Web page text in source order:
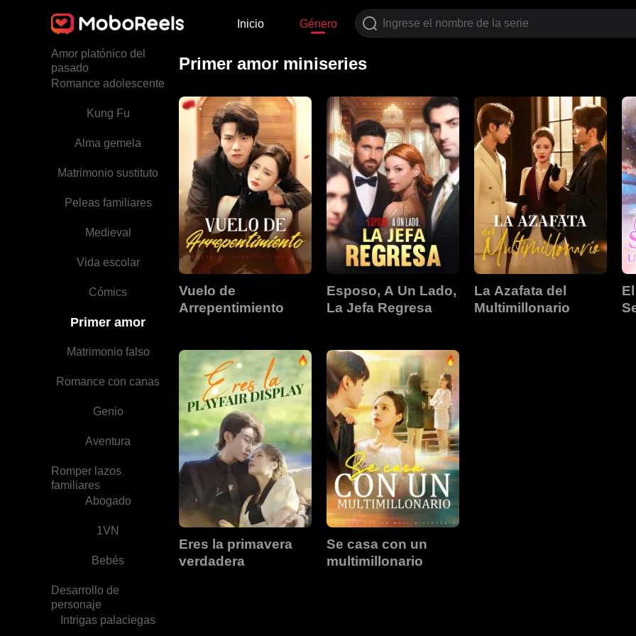
Inicio Género
Enamorarse a primera
vista
Amor platónico del
pasado
Romance adolescente
Kung Fu
Alma gemela
Matrimonio sustituto
Peleas familiares
Medieval
Vida escolar
Cómics
Primer amor
Matrimonio falso
Romance con canas
Genio
Aventura
Romper lazos
familiares
Abogado
1VN
Bebés
Desarrollo de
personaje
Intrigas palaciegas
Primer amor miniseries
Vuelo de
Arrepentimiento
Esposo, A Un Lado,
La Jefa Regresa
La Azafata del
Multimillonario
Eres la primavera
verdadera
Se casa con un
multimillonario